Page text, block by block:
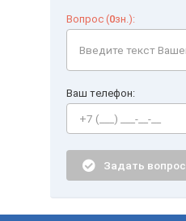
Вопрос (0зн.):
Ваш телефон:
Задать вопрос